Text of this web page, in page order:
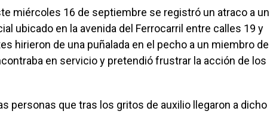
miércoles 16 de septiembre se registró un atraco a un
ubicado en la avenida del Ferrocarril entre calles 19 y
hirieron de una puñalada en el pecho a un miembro de
en servicio y pretendió frustrar la acción de los
personas que tras los gritos de auxilio llegaron a dicho